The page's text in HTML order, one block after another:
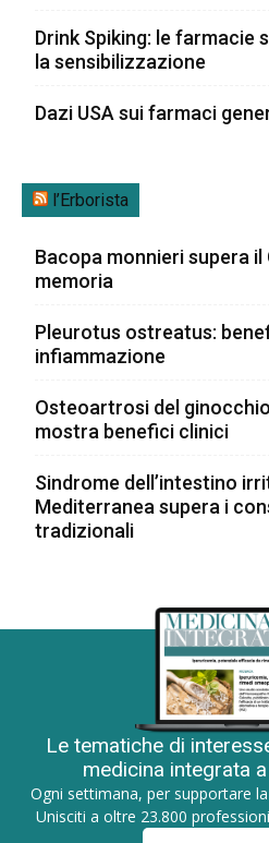
Drink Spiking: le farmacie
la sensibilizzazione
Dazi USA sui farmaci
l’Erborista
Bacopa monnieri supera il
memoria
Pleurotus ostreatus:
infiammazione
Osteoartrosi del
mostra benefici clinici
Sindrome dell’intestino
Mediterranea supera i
tradizionali
Le tematiche di
medicina integrata
Ogni settimana, per supportare
Unisciti a oltre 23.800